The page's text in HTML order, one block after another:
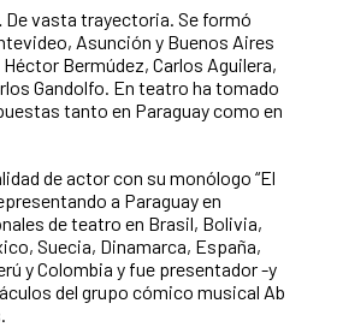
De vasta trayectoria. Se formó
Asunción y Buenos Aires
Bermúdez, Carlos Aguilera,
Gandolfo. En teatro ha tomado
tanto en Paraguay como en
de actor con su monólogo “El
a Paraguay en
de teatro en Brasil, Bolivia,
Suecia, Dinamarca, España,
y Colombia y fue presentador -y
del grupo cómico musical Ab